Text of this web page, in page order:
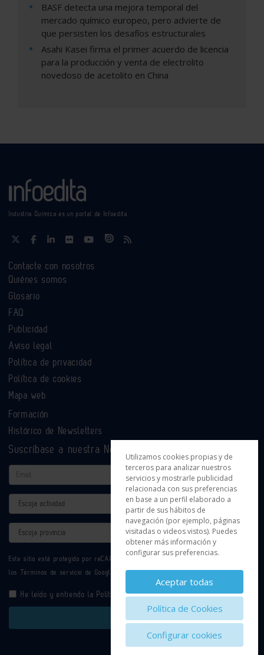
BASF detecta una mejora temporal del
mercado químico europeo, pero advierte de
que persisten los desafíos estructurales
Asahi Kasei firma el primer acuerdo de licencia
para la producción y venta de electrolito
novedoso de acetolito en China
Industria Química es un portal de Infoedita
Contacte con nosotros
Quiénes somos
Glosario
FAQ
Publicidad
Aviso legal
Política de privacidad
Política de cookies
Mapa web
Formación
Histórico de Newsletters
Suscríbase a nuestra Newsletter
Email
Actividad
Provincia
Este sitio está protegido por reCAPTCHA y se aplican la
los Términos de servicio de Google.
He leído y entiendo la Política de Privacidad
Enviar
Utilizamos cookies propias y de
terceros para analizar nuestros
servicios y mostrarle publicidad
relacionada con sus preferencias
en base a un perfil elaborado a
partir de sus hábitos de
navegación (por ejemplo, páginas
visitadas o videos vistos). Puedes
obtener más información y
configurar sus preferencias.
Aceptar todas
Política de Cookies
Configurar cookies